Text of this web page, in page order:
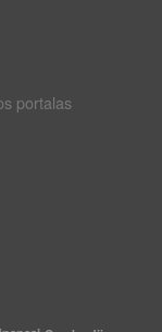
portalas